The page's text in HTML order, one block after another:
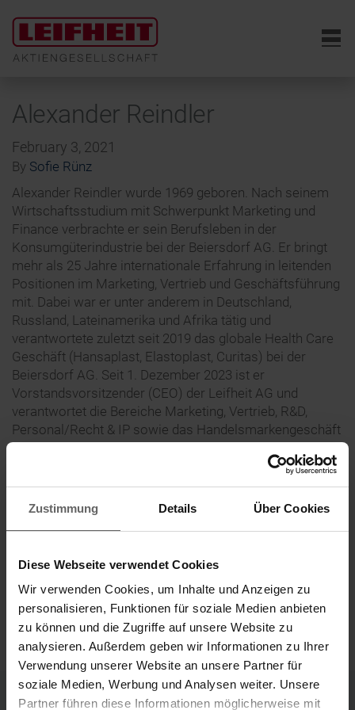
Zustimmung Details Über Cookies
Diese Webseite verwendet Cookies
Wir verwenden Cookies, um Inhalte und Anzeigen zu
personalisieren, Funktionen für soziale Medien anbieten
zu können und die Zugriffe auf unsere Website zu
analysieren. Außerdem geben wir Informationen zu Ihrer
Verwendung unserer Website an unsere Partner für
soziale Medien, Werbung und Analysen weiter. Unsere
Partner führen diese Informationen möglicherweise mit
6
Alexander Reindler
February 3, 2021
By Sofie Rünz
Alexander Reindler wurde 1969 geboren. Nach seinem
Wirtschaftsstudium mit Schwerpunkt Marketing und
Finance verbrachte er sein Berufsleben in der
Konsumgüterindustrie bei der Beiersdorf AG. Er bringt
mehr als 25 Jahre internationale Erfahrung in leitenden
Positionen im Marketing, Vertrieb und Geschäftsführung
mit. Dabei war er unter anderem in Deutschland,
Russland, Lateinamerika und Afrika tätig und
verantwortete zuletzt seit 2019 das globale Health Care
Geschäft (Hansaplast, Elastoplast, Curitas) bei der
Beiersdorf AG. Seit 1. Dezember 2023 ist er
Vorstandsvorsitzender (CEO) der Leifheit AG und
verantwortet die Bereiche Marketing, Vertrieb, R&D,
Personal/Recht & IP sowie das Handelsmarkengeschäft
HOME Alexander Reindler